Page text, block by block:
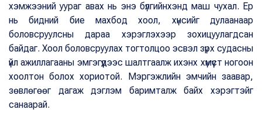
хэмжээний уураг авах нь энэ бүлгийнхэнд маш чухал. Ер
нь бидний бие махбод хоол, хүнсийг дулаанаар
боловсруулсны дараа хэрэглэхээр зохицуулагдсан
байдаг. Хоол боловсруулах тогтолцоо эсвэл зүрх судасны
үйл ажиллагааны эмгэгүүдээс шалтгаалж ихэнх хүмүүст ногоон
хоолтон болох хориотой. Мэргэжлийн эмчийн заавар,
зөвлөгөөг дагаж дэглэм баримталж байх хэрэгтэйг
санаарай.